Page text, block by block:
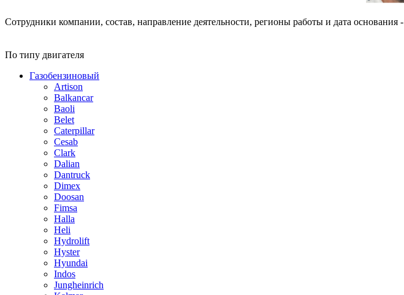
Сотрудники компании, состав, направление деятельности, регионы работы и дата основания -
По типу двигателя
Газобензиновый
Artison
Balkancar
Baoli
Belet
Caterpillar
Cesab
Clark
Dalian
Dantruck
Dimex
Doosan
Fimsa
Halla
Heli
Hydrolift
Hyster
Hyundai
Indos
Jungheinrich